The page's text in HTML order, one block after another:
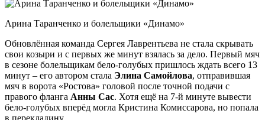
Арина Таранченко и болельщики «Динамо»
Обновлённая команда Сергея Лаврентьева не стала скрывать
свои козыри и с первых же минут взялась за дело. Первый мяч
в сезоне болельщикам бело-голубых пришлось ждать всего 13
минут – его автором стала Элина Самойлова, отправившая
мяч в ворота «Ростова» головой после точной подачи с
правого фланга Анны Сас. Хотя ещё на 7-й минуте вывести
бело-голубых вперёд могла Кристина Комиссарова, но попала
в перекладину.